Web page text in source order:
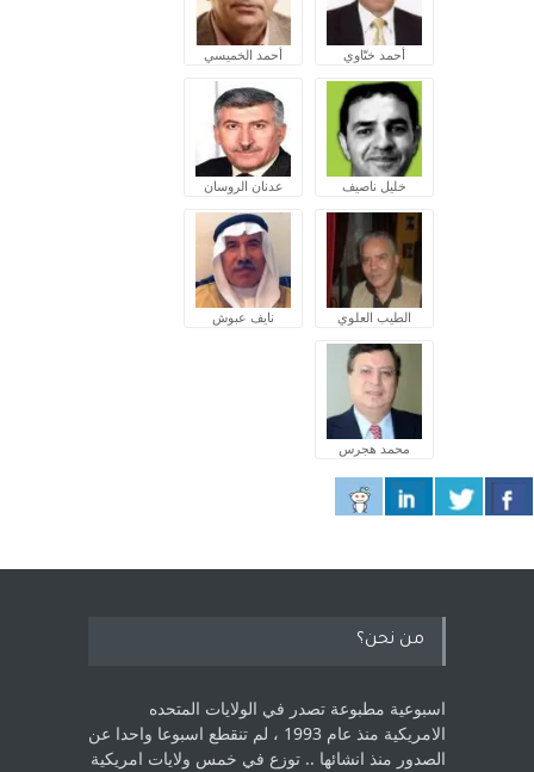
أحمد ختّاوي أحمد الخميسي
خليل ناصيف عدنان الروسان
الطيب العلوي نايف عبوش
محمد هجرس
من نحن؟
اسبوعية مطبوعة تصدر في الولايات المتحده
الامريكية منذ عام 1993 ، لم ‏تنقطع اسبوعا واحدا عن
الصدور منذ انشائها .. توزع في خمس ولايات امريكية